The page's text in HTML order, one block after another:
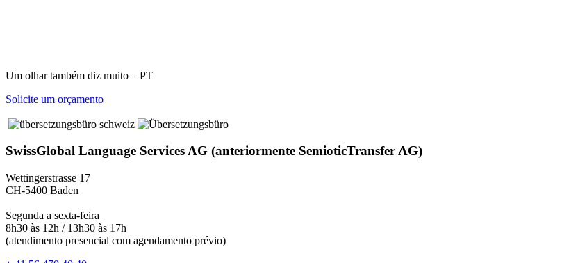
Um olhar também diz muito – PT
Solicite um orçamento
SwissGlobal Language Services AG (anteriormente SemioticTransfer AG)
Wettingerstrasse 17
CH-5400 Baden
Segunda a sexta-feira
8h30 às 12h / 13h30 às 17h
(atendimento presencial com agendamento prévio)